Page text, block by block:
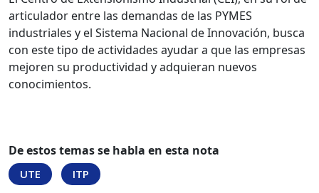
articulador entre las demandas de las PYMES
industriales y el Sistema Nacional de Innovación, busca
con este tipo de actividades ayudar a que las empresas
mejoren su productividad y adquieran nuevos
conocimientos.
De estos temas se habla en esta nota
UTE ITP